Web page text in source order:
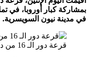
كبار أوروبا، في تمام
نيون السويسرية.
دور الـ 16 من دوري ابطال اوروبا 2023